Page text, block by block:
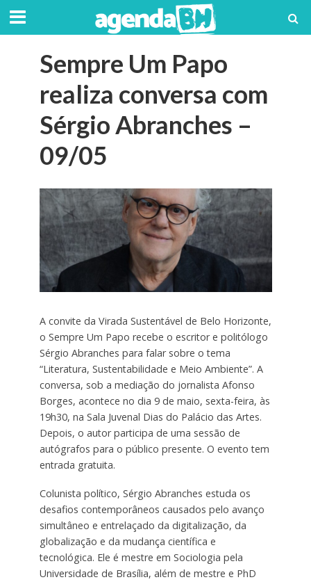
Sempre Um Papo
realiza conversa com
Sérgio Abranches –
09/05
A convite da Virada Sustentável de Belo Horizonte,
o Sempre Um Papo recebe o escritor e politólogo
Sérgio Abranches para falar sobre o tema
“Literatura, Sustentabilidade e Meio Ambiente”. A
conversa, sob a mediação do jornalista Afonso
Borges, acontece no dia 9 de maio, sexta-feira, às
19h30, na Sala Juvenal Dias do Palácio das Artes.
Depois, o autor participa de uma sessão de
autógrafos para o público presente. O evento tem
entrada gratuita.
Colunista político, Sérgio Abranches estuda os
desafios contemporâneos causados pelo avanço
simultâneo e entrelaçado da digitalização, da
globalização e da mudança científica e
tecnológica. Ele é mestre em Sociologia pela
Universidade de Brasília, além de mestre e PhD